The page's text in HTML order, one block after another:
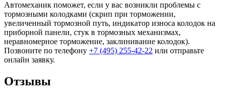
Автомеханик поможет, если у вас возникли проблемы с
тормозными колодками (скрип при торможении,
увеличенный тормозной путь, индикатор износа колодок на
приборной панели, стук в тормозных механизмах,
неравномерное торможение, заклинивание колодок).
Позвоните по телефону +7 (495) 255-42-22 или отправьте
онлайн заявку.
Отзывы